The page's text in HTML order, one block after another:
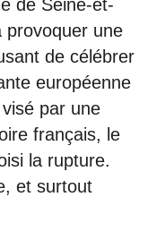
de Seine-et-
provoquer une
de célébrer
européenne
par une
français, le
la rupture.
et surtout